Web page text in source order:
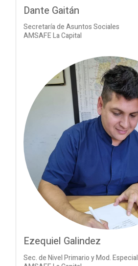
Dante Gaitán
Secretaría de Asuntos Sociales
AMSAFE La Capital
Ezequiel Galindez
Sec. de Nivel Primario y Mod. Especial